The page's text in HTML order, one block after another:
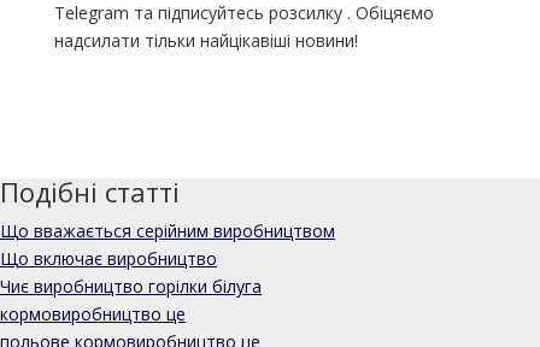
Telegram та підписуйтесь розсилку . Обіцяємо
надсилати тільки найцікавіші новини!
Подібні статті
Що вважається серійним виробництвом
Що включає виробництво
Чиє виробництво горілки білуга
кормовиробництво це
польове кормовиробництво це